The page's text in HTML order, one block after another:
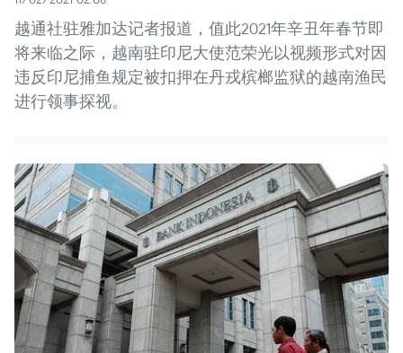
越通社驻雅加达记者报道，值此2021年辛丑年春节即
将来临之际，越南驻印尼大使范荣光以视频形式对因
违反印尼捕鱼规定被扣押在丹戎槟榔监狱的越南渔民
进行领事探视。